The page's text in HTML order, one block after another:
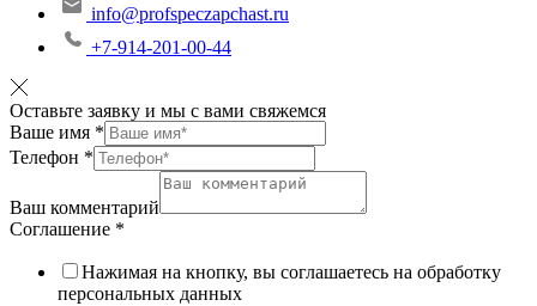
info@profspeczapchast.ru
+7-914-201-00-44
Оставьте заявку и мы с вами свяжемся
Ваше имя *
Телефон *
Ваш комментарий
Соглашение *
Нажимая на кнопку, вы соглашаетесь на обработку
персональных данных